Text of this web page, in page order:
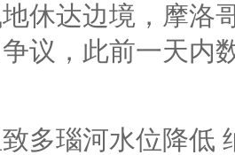
休达边境，摩洛
议，此前一天内
多瑙河水位降低